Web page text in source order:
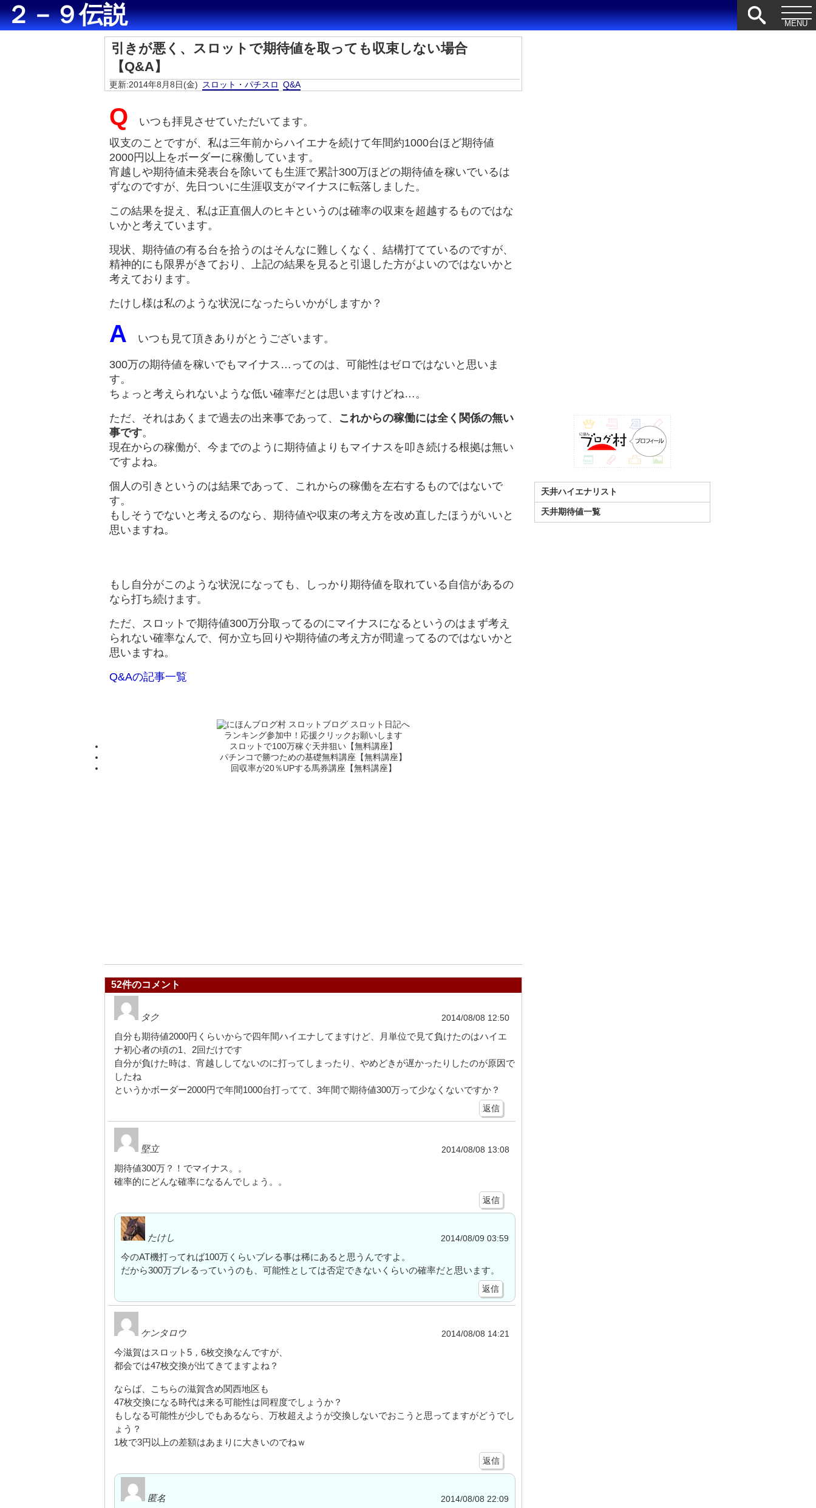
２－９伝説
引きが悪く、スロットで期待値を取っても収束しない場合
【Q&A】
更新:2014年8月8日(金) スロット・パチスロ Q&A
Q いつも拝見させていただいてます。
収支のことですが、私は三年前からハイエナを続けて年間約1000台ほど期待値
2000円以上をボーダーに稼働しています。
宵越しや期待値未発表台を除いても生涯で累計300万ほどの期待値を稼いでいるは
ずなのですが、先日ついに生涯収支がマイナスに転落しました。
この結果を捉え、私は正直個人のヒキというのは確率の収束を超越するものではな
いかと考えています。
現状、期待値の有る台を拾うのはそんなに難しくなく、結構打てているのですが、
精神的にも限界がきており、上記の結果を見ると引退した方がよいのではないかと
考えております。
たけし様は私のような状況になったらいかがしますか？
A いつも見て頂きありがとうございます。
300万の期待値を稼いでもマイナス…ってのは、可能性はゼロではないと思いま
す。
ちょっと考えられないような低い確率だとは思いますけどね…。
ただ、それはあくまで過去の出来事であって、 これからの稼働には全く関係の無い
事です。
現在からの稼働が、今までのように期待値よりもマイナスを叩き続ける根拠は無い
ですよね。
個人の引きというのは結果であって、これからの稼働を左右するものではないで
す。
もしそうでないと考えるのなら、期待値や収束の考え方を改め直したほうがいいと
思いますね。
もし自分がこのような状況になっても、しっかり期待値を取れている自信があるの
なら打ち続けます。
ただ、スロットで期待値300万分取ってるのにマイナスになるというのはまず考え
られない確率なんで、何か立ち回りや期待値の考え方が間違ってるのではないかと
思いますね。
Q&Aの記事一覧
ランキング参加中！応援クリックお願いします
スロットで100万稼ぐ天井狙い【無料講座】
パチンコで勝つための基礎無料講座【無料講座】
回収率が20％UPする馬券講座【無料講座】
52件のコメント
タク 2014/08/08 12:50
自分も期待値2000円くらいからで四年間ハイエナしてますけど、月単位で見て負けたのはハイエ
ナ初心者の頃の1、2回だけです
自分が負けた時は、宵越ししてないのに打ってしまったり、やめどきが遅かったりしたのが原因で
したね
というかボーダー2000円で年間1000台打ってて、3年間で期待値300万って少なくないですか？
返信
堅立 2014/08/08 13:08
期待値300万？！でマイナス。。
確率的にどんな確率になるんでしょう。。
返信
たけし 2014/08/09 03:59
今のAT機打ってれば100万くらいブレる事は稀にあると思うんですよ。
だから300万ブレるっていうのも、可能性としては否定できないくらいの確率だと思います。
返信
ケンタロウ 2014/08/08 14:21
今滋賀はスロット5，6枚交換なんですが、
都会では47枚交換が出てきてますよね？
ならば、こちらの滋賀含め関西地区も
47枚交換になる時代は来る可能性は同程度でしょうか？
もしなる可能性が少しでもあるなら、万枚超えようが交換しないでおこうと思ってますがどうでし
ょう？
1枚で3円以上の差額はあまりに大きいのでねｗ
返信
匿名 2014/08/08 22:09
天井ハイエナリスト
天井期待値一覧